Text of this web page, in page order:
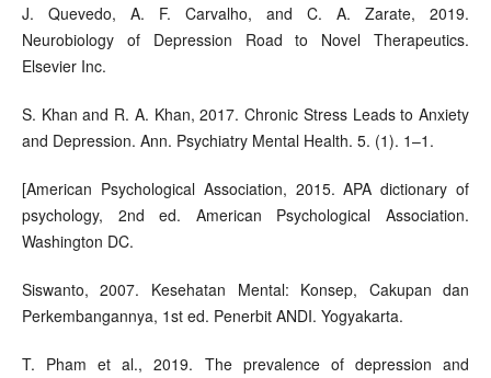
J. Quevedo, A. F. Carvalho, and C. A. Zarate, 2019.
Neurobiology of Depression Road to Novel Therapeutics.
Elsevier Inc.
S. Khan and R. A. Khan, 2017. Chronic Stress Leads to Anxiety
and Depression. Ann. Psychiatry Mental Health. 5. (1). 1–1.
[American Psychological Association, 2015. APA dictionary of
psychology, 2nd ed. American Psychological Association.
Washington DC.
Siswanto, 2007. Kesehatan Mental: Konsep, Cakupan dan
Perkembangannya, 1st ed. Penerbit ANDI. Yogyakarta.
T. Pham et al., 2019. The prevalence of depression and